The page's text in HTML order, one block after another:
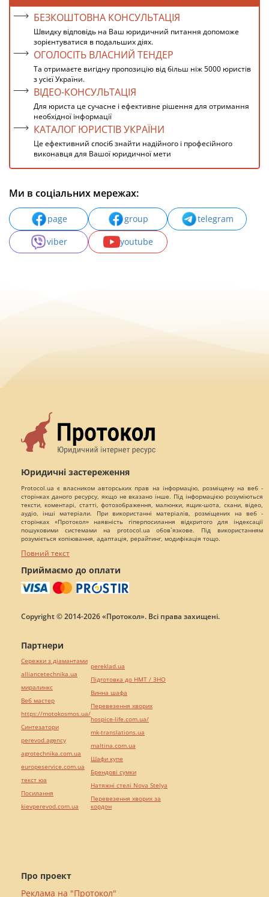
БЕЗКОШТОВНА КОНСУЛЬТАЦІЯ
Швидку відповідь на Ваш юридичний питання допоможе
зорієнтуватися в подальших діях.
ОГОЛОСІТЬ ВЛАСНИЙ ТЕНДЕР
Та отримаєте вигідну пропозицію від більш ніж 5000 юристів
з усієї України.
ВІДЕО-КОНСУЛЬТАЦІЯ
Для юриста це сучасне і ефективне рішення для отримання
необхідної інформації
КАТАЛОГ ЮРИСТІВ УКРАЇНИ
Це ефективний спосіб знайти надійного і професійного
виконавця для Вашої юридичної мети
Ми в соціальних мережах:
page group
telegram
viber
youtube
Юридичні застереження
Protocol.ua є власником авторських прав на інформацію, розміщену на веб -
сторінках даного ресурсу, якщо не вказано інше. Під інформацією розуміються
тексти, коментарі, статті, фотозображення, малюнки, ящик-шота, скани, відео,
аудіо, інші матеріали. При використанні матеріалів, розміщених на веб -
сторінках «Протокол» наявність гіперпосилання відкритого для індексації
пошуковими системами на protocol.ua обов`язкове. Під використанням
розуміється копіювання, адаптація, рерайтинг, модифікація тощо.
Повний текст
Приймаємо до оплати
Copyright © 2014-2026 «Протокол». Всі права захищені.
Про проект
Реклама на "Протокол"
Партнери
Сережки з діамантами
alliancetechnika.ua
миралинкс
Веб мастер
https://motokosmos.ua/
Синтезатори
perevod.agency
agrotechnika.com.ua
europeservice.com.ua
текст юа
Посилання
kievperevod.com.ua
pereklad.ua
Підготовка до НМТ / ЗНО
Винна шафа
Перевезення хворих
hospice-life.com.ua/
mk-translations.ua
maltina.com.ua
Шафи купе
Брендові сумки
Натяжні стелі Nova Stelya
Перевезення хворих за
кордон